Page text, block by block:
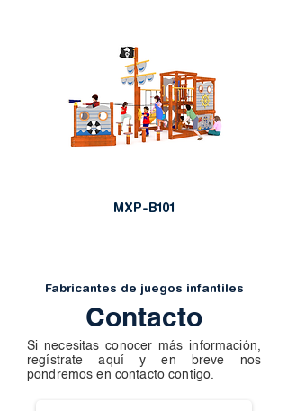
MXP-B101
Fabricantes de juegos infantiles
Contacto
Si necesitas conocer más información,
regístrate aquí y en breve nos
pondremos en contacto contigo.